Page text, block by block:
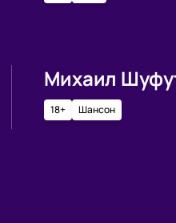
Михаил
18+ Шансон